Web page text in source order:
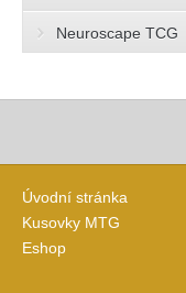
Neuroscape TCG
Úvodní stránka
Kusovky MTG
Eshop